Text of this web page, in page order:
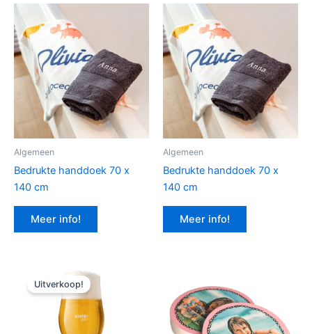
Algemeen
Bedrukte handdoek 70 x
140 cm
Meer info!
Algemeen
Bedrukte handdoek 70 x
140 cm
Meer info!
Uitverkoop!